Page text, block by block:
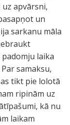
apvārsni,
un
sarkanu māla
laika
samaksu,
tikt pie lolotā
ripinām uz
kā nu
laikam